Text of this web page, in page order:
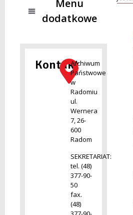
KontaktArchiwum
Państwowe
w
Radomiu
ul.
Wernera
7, 26-
600
Radom
SEKRETARIAT:
tel. (48)
377-90-
50
fax.
(48)